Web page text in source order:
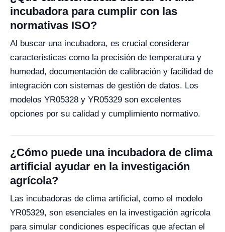
incubadora para cumplir con las
normativas ISO?
Al buscar una incubadora, es crucial considerar
características como la precisión de temperatura y
humedad, documentación de calibración y facilidad de
integración con sistemas de gestión de datos. Los
modelos YR05328 y YR05329 son excelentes
opciones por su calidad y cumplimiento normativo.
¿Cómo puede una incubadora de clima
artificial ayudar en la investigación
agrícola?
Las incubadoras de clima artificial, como el modelo
YR05329, son esenciales en la investigación agrícola
para simular condiciones específicas que afectan el